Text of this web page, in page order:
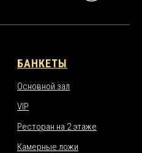
БАНКЕТЫ
Основной зал
VIP
Ресторан на 2 этаже
Камерные ложи